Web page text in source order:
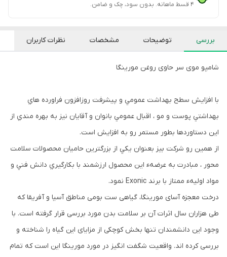
۴ قسط ماهانه. بدون سود، چک و ضامن.
بررسی توضیحات مشخصات نظرات کاربران
شامپو موی سر حاوی روغن مورینگا
با افزايش سطح بهداشت عمومي و پيشرفت روزافزون فراورده هاي
بهداشتي پوست و مو ، اقبال عمومي بانوان و آقايان نيز به بهره مندي از
اين دستاوردها بطور مستمر رو به افزايش است.
از همين رو شركت بيز بعنوان يكي از بزرگترين حاميان محصولات سلامت
محور ، مبادرت به عرضهء اين محصول ارزشمند با بكارگيري دانش فني و
مواد اوليهء ممتاز با برند Exonic نمود.
درخت معجزه آسای مورینگا، گیاهی ست بومی مناطق آسیا و آفریقا که
طی هزاران سال اثرات آن بر سلامت بدن مورد بررسی قرار گرفته است. با
وجود این دانشمندان تنها بخش کوچکی از مزایای این گیاه را شناخته و
بررسی کرده اند. واقعیت شگفت انگیز در مورد مورینگا این است که تمام